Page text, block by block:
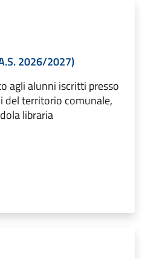
2026/2027)
agli alunni iscritti presso
del territorio comunale,
libraria